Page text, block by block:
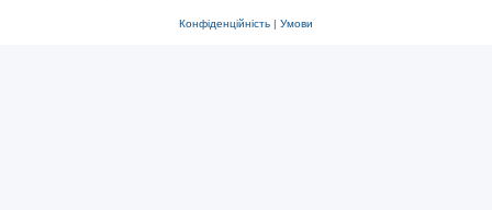
Конфіденційність | Умови